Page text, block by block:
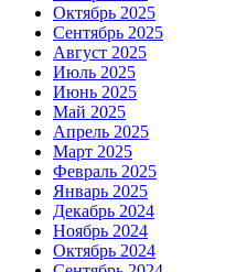
Октябрь 2025
Сентябрь 2025
Август 2025
Июль 2025
Июнь 2025
Май 2025
Апрель 2025
Март 2025
Февраль 2025
Январь 2025
Декабрь 2024
Ноябрь 2024
Октябрь 2024